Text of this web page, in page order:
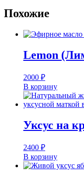
Похожие
Lemon
2000 ₽
В корзину
Уксус на
2400 ₽
В корзину